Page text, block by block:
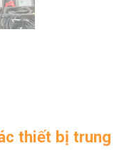
thiết bị trung